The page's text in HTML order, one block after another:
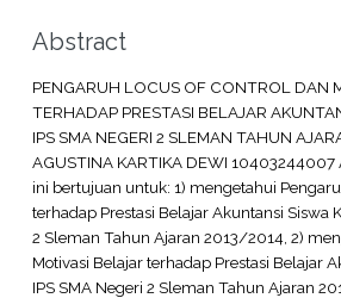
Abstract
PENGARUH LOCUS OF CONTROL DAN
TERHADAP PRESTASI BELAJAR
IPS SMA NEGERI 2 SLEMAN TAHUN
AGUSTINA KARTIKA DEWI 10403244007
ini bertujuan untuk: 1) mengetahui
terhadap Prestasi Belajar Akuntansi Siswa
2 Sleman Tahun Ajaran 2013/2014, 2)
Motivasi Belajar terhadap Prestasi Belajar
IPS SMA Negeri 2 Sleman Tahun Ajaran